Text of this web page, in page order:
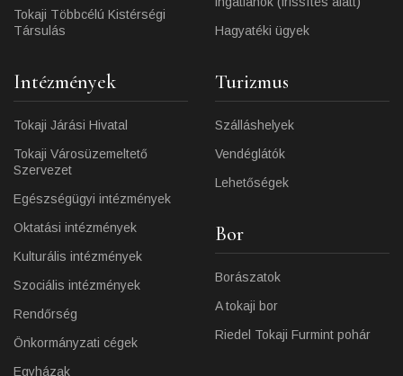
Tokaji Többcélú Kistérségi
Társulás
Hagyatéki ügyek
Intézmények
Tokaji Járási Hivatal
Tokaji Városüzemeltető
Szervezet
Egészségügyi intézmények
Oktatási intézmények
Kulturális intézmények
Szociális intézmények
Rendőrség
Önkormányzati cégek
Egyházak
Turizmus
Szálláshelyek
Vendéglátók
Lehetőségek
Bor
Borászatok
A tokaji bor
Riedel Tokaji Furmint pohár